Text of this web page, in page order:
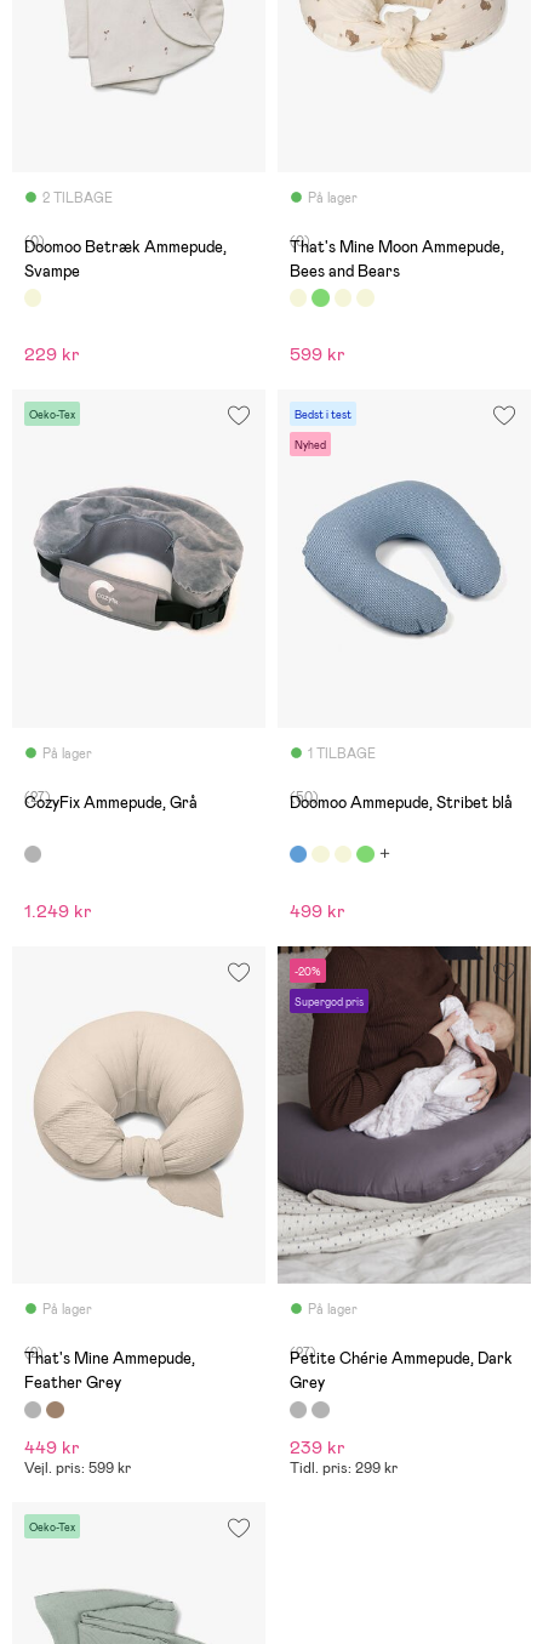
2 TILBAGE
(0)
Doomoo Betræk Ammepude,
Svampe
229 kr
På lager
(0)
That's Mine Moon Ammepude,
Bees and Bears
599 kr
Oeko-Tex
På lager
(27)
CozyFix Ammepude, Grå
1.249 kr
Bedst i test
Nyhed
1 TILBAGE
(50)
Doomoo Ammepude, Stribet blå
499 kr
På lager
(2)
That's Mine Ammepude,
Feather Grey
449 kr
Vejl. pris: 599 kr
-20%
Supergod pris
På lager
(27)
Petite Chérie Ammepude, Dark
Grey
239 kr
Tidl. pris: 299 kr
Oeko-Tex